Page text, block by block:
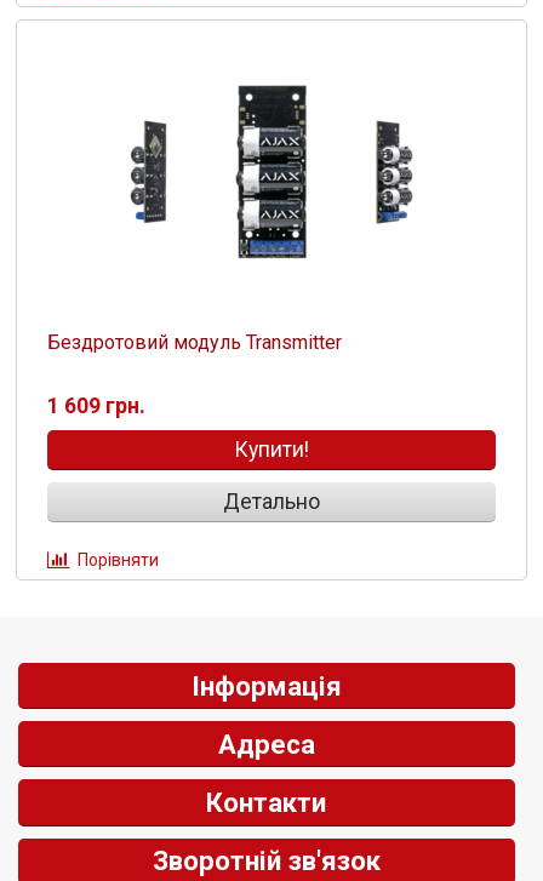
Бездротовий модуль Transmitter
1 609 грн.
Купити!
Детально
Порівняти
Інформація
Адреса
Контакти
Зворотній зв'язок